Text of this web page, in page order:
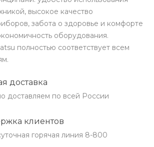
высокое качество
забота о здоровье и комфорте
оборудования.
полностью соответствует всем
доставка
доставляем по всей России
клиентов
горячая линия 8-800